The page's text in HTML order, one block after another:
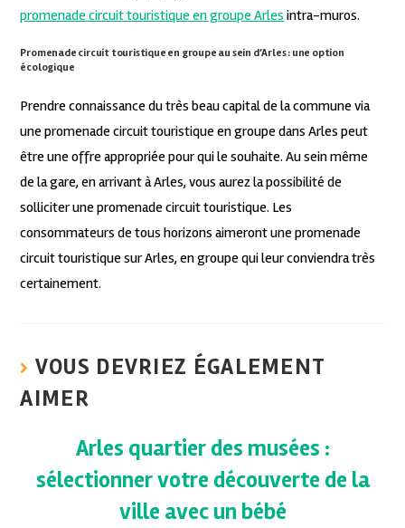
promenade circuit touristique en groupe Arles intra-muros.
Promenade circuit touristique en groupe au sein d’Arles : une option
écologique
Prendre connaissance du très beau capital de la commune via
une promenade circuit touristique en groupe dans Arles peut
être une offre appropriée pour qui le souhaite. Au sein même
de la gare, en arrivant à Arles, vous aurez la possibilité de
solliciter une promenade circuit touristique. Les
consommateurs de tous horizons aimeront une promenade
circuit touristique sur Arles, en groupe qui leur conviendra très
certainement.
VOUS DEVRIEZ ÉGALEMENT
AIMER
Arles quartier des musées :
sélectionner votre découverte de la
ville avec un bébé